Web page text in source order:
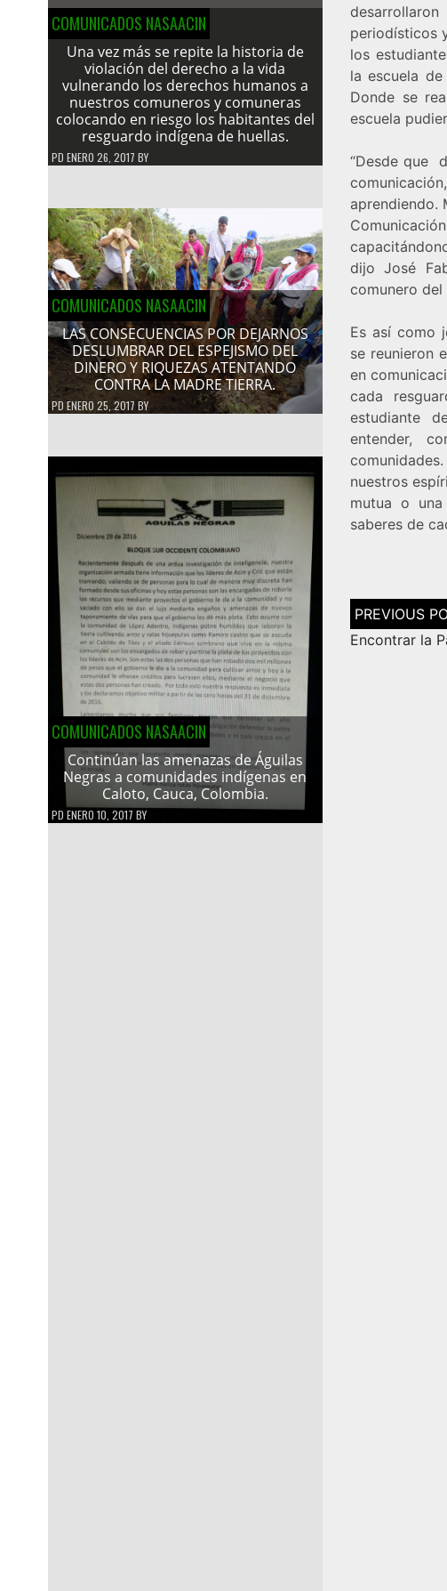
COMUNICADOS NASAACIN
Una vez más se repite la historia de
violación del derecho a la vida
vulnerando los derechos humanos a
nuestros comuneros y comuneras
colocando en riesgo los habitantes del
resguardo indígena de huellas.
PD ENERO 26, 2017 BY
COMUNICADOS NASAACIN
LAS CONSECUENCIAS POR DEJARNOS
DESLUMBRAR DEL ESPEJISMO DEL
DINERO Y RIQUEZAS ATENTANDO
CONTRA LA MADRE TIERRA.
PDENERO 25, 2017 BY
COMUNICADOS NASAACIN
Continúan las amenazas de Águilas
Negras a comunidades indígenas en
Caloto, Cauca, Colombia.
PD ENERO 10, 2017 BY
periodísticos
los
la escuela de
Donde se
escuela
“Desde que
aprendiendo.
dijo José
comunero del
Es así como
se reunieron
en
cada
estudiante
entender,
nuestros
mutua o
saberes de
Navegación
de
entradas
Encontrar la